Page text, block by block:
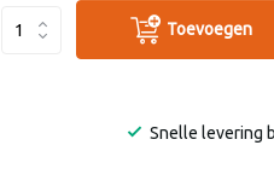
Toevoegen
Snelle levering